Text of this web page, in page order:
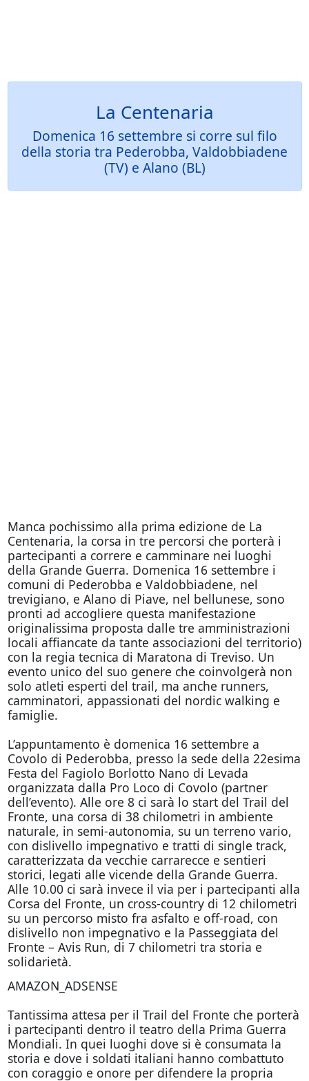
La Centenaria
Domenica 16 settembre si corre sul filo
della storia tra Pederobba, Valdobbiadene
(TV) e Alano (BL)
Manca pochissimo alla prima edizione de La
Centenaria, la corsa in tre percorsi che porterà i
partecipanti a correre e camminare nei luoghi
della Grande Guerra. Domenica 16 settembre i
comuni di Pederobba e Valdobbiadene, nel
trevigiano, e Alano di Piave, nel bellunese, sono
pronti ad accogliere questa manifestazione
originalissima proposta dalle tre amministrazioni
locali affiancate da tante associazioni del territorio)
con la regia tecnica di Maratona di Treviso. Un
evento unico del suo genere che coinvolgerà non
solo atleti esperti del trail, ma anche runners,
camminatori, appassionati del nordic walking e
famiglie.
L’appuntamento è domenica 16 settembre a
Covolo di Pederobba, presso la sede della 22esima
Festa del Fagiolo Borlotto Nano di Levada
organizzata dalla Pro Loco di Covolo (partner
dell’evento). Alle ore 8 ci sarà lo start del Trail del
Fronte, una corsa di 38 chilometri in ambiente
naturale, in semi-autonomia, su un terreno vario,
con dislivello impegnativo e tratti di single track,
caratterizzata da vecchie carrarecce e sentieri
storici, legati alle vicende della Grande Guerra.
Alle 10.00 ci sarà invece il via per i partecipanti alla
Corsa del Fronte, un cross-country di 12 chilometri
su un percorso misto fra asfalto e off-road, con
dislivello non impegnativo e la Passeggiata del
Fronte – Avis Run, di 7 chilometri tra storia e
solidarietà.
AMAZON_ADSENSE
Tantissima attesa per il Trail del Fronte che porterà
i partecipanti dentro il teatro della Prima Guerra
Mondiali. In quei luoghi dove si è consumata la
storia e dove i soldati italiani hanno combattuto
con coraggio e onore per difendere la propria